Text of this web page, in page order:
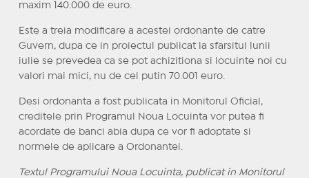
maxim 140.000 de euro.
Este a treia modificare a acestei ordonante de catre
Guvern, dupa ce in proiectul publicat la sfarsitul lunii
iulie se prevedea ca se pot achizitiona si locuinte noi cu
valori mai mici, nu de cel putin 70.001 euro.
Desi ordonanta a fost publicata in Monitorul Oficial,
creditele prin Programul Noua Locuinta vor putea fi
acordate de banci abia dupa ce vor fi adoptate si
normele de aplicare a Ordonantei.
Textul Programului Noua Locuinta, publicat in Monitorul